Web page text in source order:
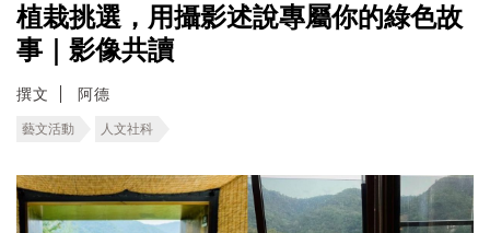
植栽挑選，用攝影述說專屬你的綠色故
事｜影像共讀
撰文 阿德
藝文活動 人文社科